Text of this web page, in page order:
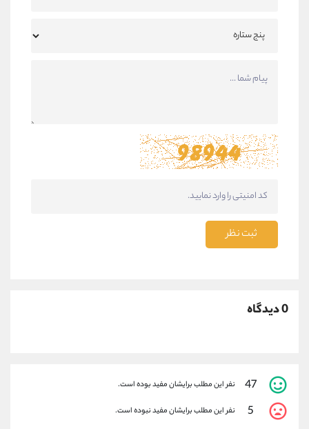
ثبت نظر
0 دیدگاه
47 نفر این مطلب برایشان مفید بوده است.
5 نفر این مطلب برایشان مفید نبوده است.